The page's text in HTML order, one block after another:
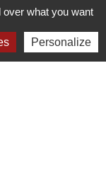
what you want
Personalize